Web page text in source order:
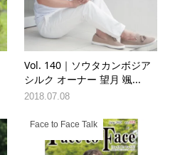
Vol. 140｜ソウタカンボジア
シルク オーナー 望月 颯...
2018.07.08
Face to Face Talk